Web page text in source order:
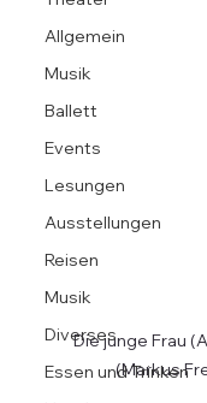
Allgemein
Musik
Ballett
Events
Lesungen
Ausstellungen
Reisen
Musik
Diverses
Essen und Trinken
Die junge Frau
(Markus